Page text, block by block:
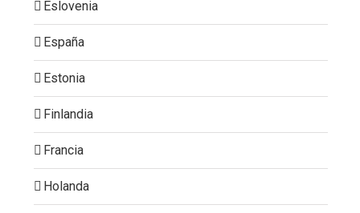
Eslovenia
España
Estonia
Finlandia
Francia
Holanda